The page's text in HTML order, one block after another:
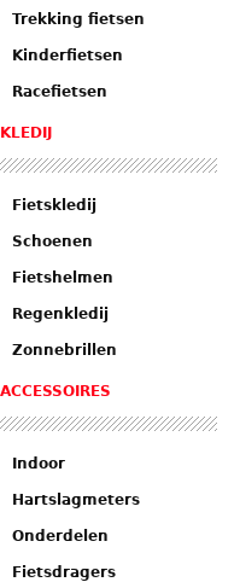
Trekking fietsen
Kinderfietsen
Racefietsen
KLEDIJ
Fietskledij
Schoenen
Fietshelmen
Regenkledij
Zonnebrillen
ACCESSOIRES
Indoor
Hartslagmeters
Onderdelen
Fietsdragers